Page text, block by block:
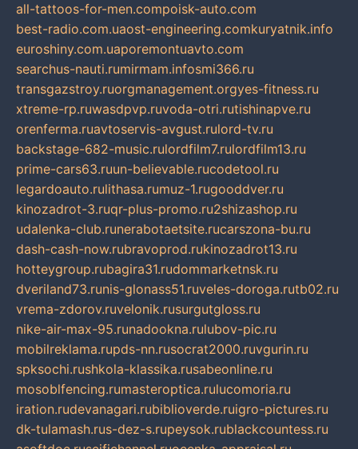
all-tattoos-for-men.compoisk-auto.com
best-radio.com.uaost-engineering.comkuryatnik.info
euroshiny.com.uaporemontuavto.com
searchus-nauti.rumirmam.infosmi366.ru
transgazstroy.ruorgmanagement.orgyes-fitness.ru
xtreme-rp.ruwasdpvp.ruvoda-otri.rutishinapve.ru
orenferma.ruavtoservis-avgust.rulord-tv.ru
backstage-682-music.rulordfilm7.rulordfilm13.ru
prime-cars63.ruun-believable.rucodetool.ru
legardoauto.rulithasa.rumuz-1.rugooddver.ru
kinozadrot-3.ruqr-plus-promo.ru2shizashop.ru
udalenka-club.runerabotaetsite.rucarszona-bu.ru
dash-cash-now.rubravoprod.rukinozadrot13.ru
hotteygroup.rubagira31.rudommarketnsk.ru
dveriland73.runis-glonass51.ruveles-doroga.rutb02.ru
vrema-zdorov.ruvelonik.rusurgutgloss.ru
nike-air-max-95.runadookna.rulubov-pic.ru
mobilreklama.rupds-nn.rusocrat2000.ruvgurin.ru
spksochi.rushkola-klassika.rusabeonline.ru
mosoblfencing.rumasteroptica.rulucomoria.ru
iration.rudevanagari.rubiblioverde.ruigro-pictures.ru
dk-tulamash.rus-dez-s.rupeysok.rublackcountess.ru